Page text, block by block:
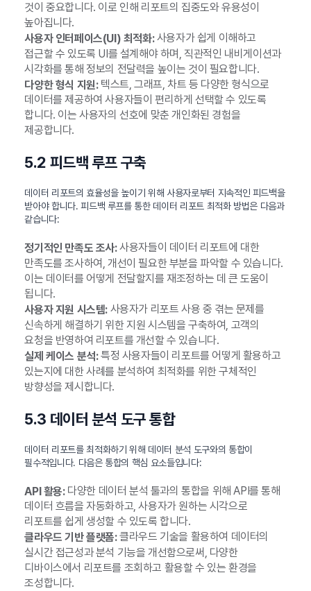
것이 중요합니다. 이로 인해 리포트의 집중도와 유용성이
높아집니다.
사용자 인터페이스(UI) 최적화:사용자가 쉽게 이해하고
접근할 수 있도록 UI를 설계해야 하며, 직관적인 내비게이션과
시각화를 통해 정보의 전달력을 높이는 것이 필요합니다.
다양한 형식 지원:텍스트, 그래프, 차트 등 다양한 형식으로
데이터를 제공하여 사용자들이 편리하게 선택할 수 있도록
합니다. 이는 사용자의 선호에 맞춘 개인화된 경험을
제공합니다.
5.2 피드백 루프 구축
데이터 리포트의 효율성을 높이기 위해 사용자로부터 지속적인 피드백을
받아야 합니다. 피드백 루프를 통한 데이터 리포트 최적화 방법은 다음과
같습니다:
정기적인 만족도 조사:사용자들이 데이터 리포트에 대한
만족도를 조사하여, 개선이 필요한 부분을 파악할 수 있습니다.
이는 데이터를 어떻게 전달할지를 재조정하는 데 큰 도움이
됩니다.
사용자 지원 시스템:사용자가 리포트 사용 중 겪는 문제를
신속하게 해결하기 위한 지원 시스템을 구축하여, 고객의
요청을 반영하여 리포트를 개선할 수 있습니다.
실제 케이스 분석:특정 사용자들이 리포트를 어떻게 활용하고
있는지에 대한 사례를 분석하여 최적화를 위한 구체적인
방향성을 제시합니다.
5.3 데이터 분석 도구 통합
데이터 리포트를 최적화하기 위해 데이터 분석 도구와의 통합이
필수적입니다. 다음은 통합의 핵심 요소들입니다:
API 활용:다양한 데이터 분석 툴과의 통합을 위해 API를 통해
데이터 흐름을 자동화하고, 사용자가 원하는 시각으로
리포트를 쉽게 생성할 수 있도록 합니다.
클라우드 기반 플랫폼:클라우드 기술을 활용하여 데이터의
실시간 접근성과 분석 기능을 개선함으로써, 다양한
디바이스에서 리포트를 조회하고 활용할 수 있는 환경을
조성합니다.